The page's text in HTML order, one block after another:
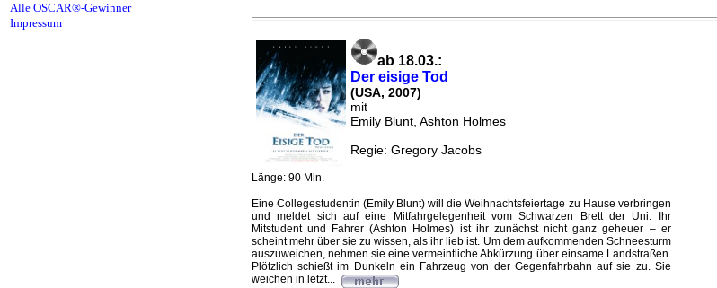
ab 18.03.:
Der eisige Tod
(USA, 2007)
mit
Emily Blunt, Ashton Holmes
Regie: Gregory Jacobs
Länge: 90 Min.
Eine Collegestudentin (Emily Blunt) will die Weihnachtsfeiertage zu Hause verbringen
und meldet sich auf eine Mitfahrgelegenheit vom Schwarzen Brett der Uni. Ihr
Mitstudent und Fahrer (Ashton Holmes) ist ihr zunächst nicht ganz geheuer – er
scheint mehr über sie zu wissen, als ihr lieb ist. Um dem aufkommenden Schneesturm
auszuweichen, nehmen sie eine vermeintliche Abkürzung über einsame Landstraßen.
Plötzlich schießt im Dunkeln ein Fahrzeug von der Gegenfahrbahn auf sie zu. Sie
weichen in letzt...
Alle OSCAR®-Gewinner
Impressum